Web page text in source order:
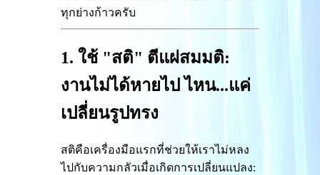
ทุกย่างก้าวครับ
1. ใช้ "สติ" ตีแผ่สมมติ:
งานไม่ได้หายไป ไหน...แค่
เปลี่ยนรูปทรง
สติคือเครื่องมือแรกที่ช่วยให้เราไม่หลง
ไปกับความกลัวเมื่อเกิดการเปลี่ยนแปลง: